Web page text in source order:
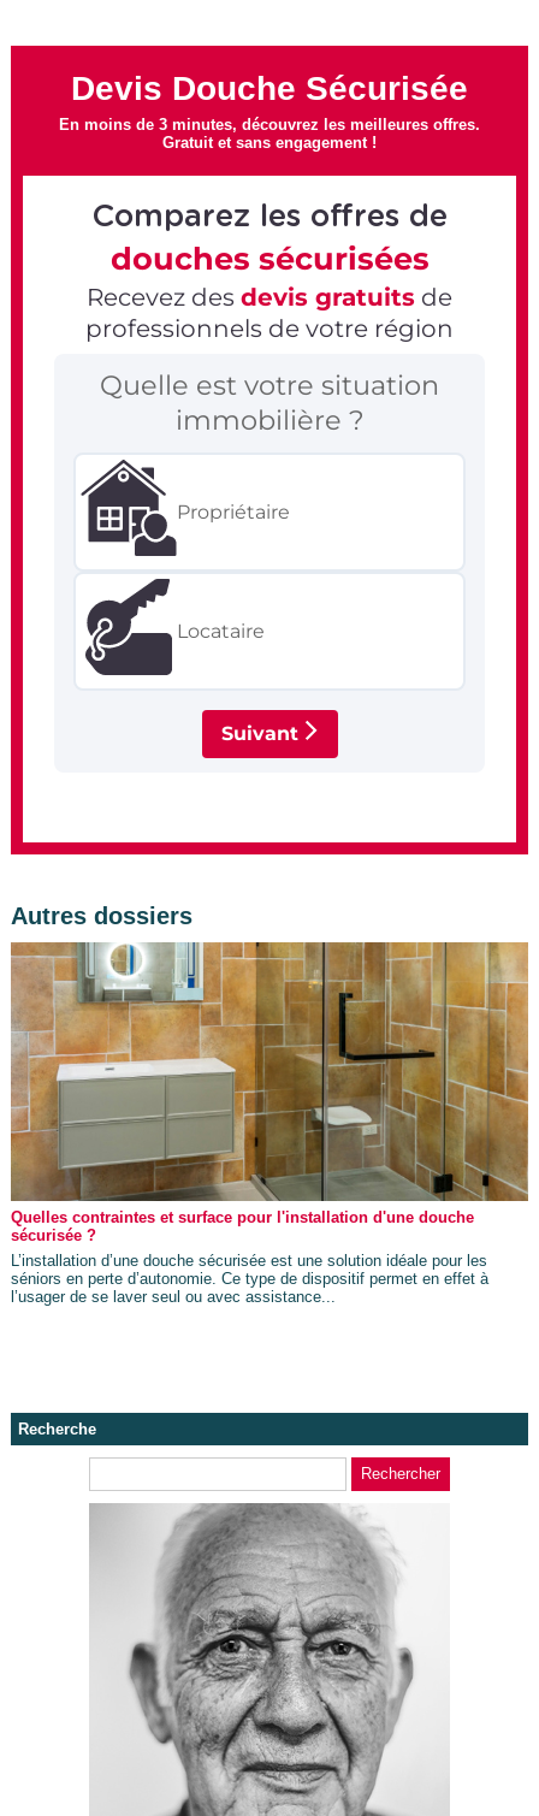
Devis Douche Sécurisée
En moins de 3 minutes, découvrez les meilleures offres.
Gratuit et sans engagement !
Autres dossiers
Quelles contraintes et surface pour l'installation d'une douche
sécurisée ?
L’installation d’une douche sécurisée est une solution idéale pour les
séniors en perte d’autonomie. Ce type de dispositif permet en effet à
l’usager de se laver seul ou avec assistance...
Recherche